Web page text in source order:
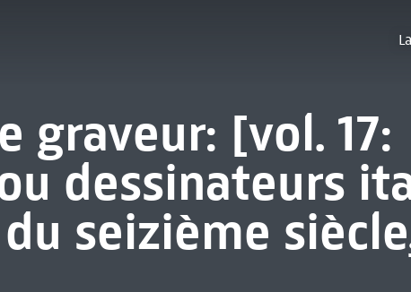
graveur: [vol. 17:
dessinateurs
seizième